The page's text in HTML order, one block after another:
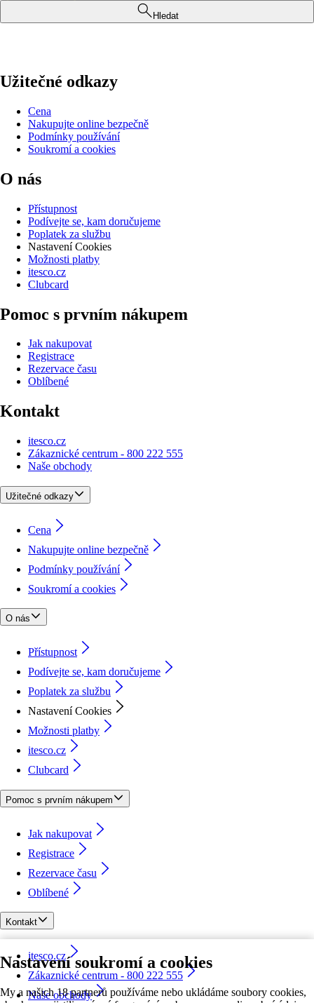
Nastavení soukromí a cookies
My a našich 18 partnerů používáme nebo ukládáme soubory cookies,
Hledat
Užitečné odkazy
Cena
Nakupujte online bezpečně
Podmínky používání
Soukromí a cookies
O nás
Přístupnost
Podívejte se, kam doručujeme
Poplatek za službu
Nastavení Cookies
Možnosti platby
itesco.cz
Clubcard
Pomoc s prvním nákupem
Jak nakupovat
Registrace
Rezervace času
Oblíbené
Kontakt
itesco.cz
Zákaznické centrum - 800 222 555
Naše obchody
Užitečné odkazy
Cena
Nakupujte online bezpečně
Podmínky používání
Soukromí a cookies
O nás
Přístupnost
Podívejte se, kam doručujeme
Poplatek za službu
Nastavení Cookies
Možnosti platby
itesco.cz
Clubcard
Pomoc s prvním nákupem
Jak nakupovat
Registrace
Rezervace času
Oblíbené
Kontakt
itesco.cz
Zákaznické centrum - 800 222 555
Naše obchody